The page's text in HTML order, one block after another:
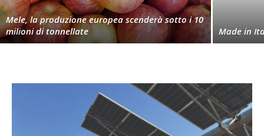
Mele, la produzione europea scenderà sotto i 10
milioni di tonnellate
Made in